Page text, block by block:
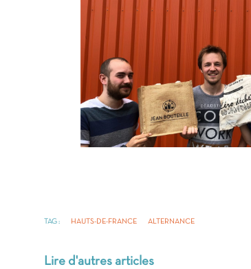
TAG : HAUTS-DE-FRANCE ALTERNANCE
Lire d'autres articles